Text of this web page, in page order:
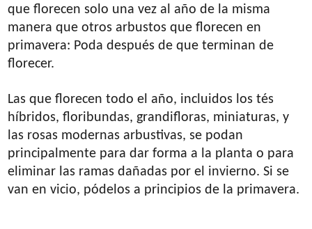
que florecen solo una vez al año de la misma
manera que otros arbustos que florecen en
primavera: Poda después de que terminan de
florecer.
Las que florecen todo el año, incluidos los tés
híbridos, floribundas, grandifloras, miniaturas, y
las rosas modernas arbustivas, se podan
principalmente para dar forma a la planta o para
eliminar las ramas dañadas por el invierno. Si se
van en vicio, pódelos a principios de la primavera.